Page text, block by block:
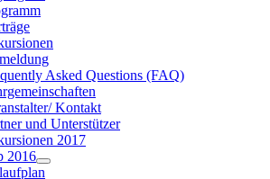
Asked Questions (FAQ)
Kontakt
und Unterstützer
2017
2016